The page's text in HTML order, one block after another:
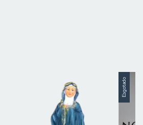
Esgotado